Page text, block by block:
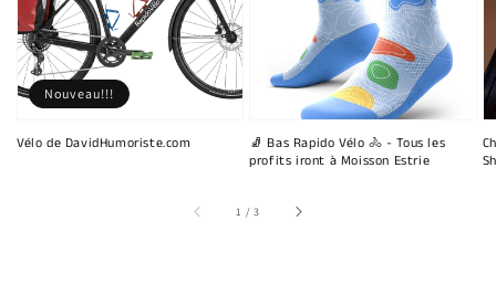
Vélo de DavidHumoriste.com
Nouveau!!!
🧦 Bas Rapido Vélo 🚴 - Tous les
profits iront à Moisson Estrie
1 /sur
3